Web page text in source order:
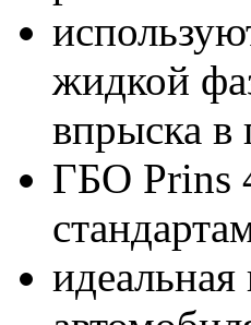
жидкой
впрыска в
ГБО Prins